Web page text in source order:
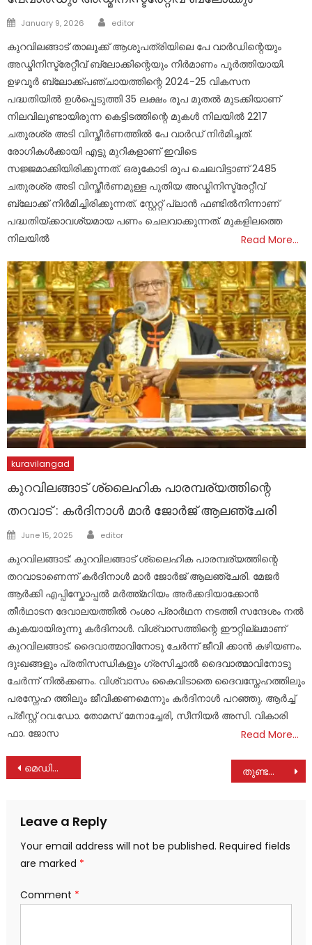
Posted
January 9, 2026 Author
editor
കുറവിലങ്ങാട് താലൂക്ക് ആശുപത്രിയിലെ പേ വാർഡിന്റെയും
അഡ്മിനിസ്ട്രേറ്റീവ് ബ്ലോക്കിന്റെയും നിർമാണം പൂർത്തിയായി.
ഉഴവൂർ ബ്ലോക്ക്പഞ്ചായത്തിന്റെ 2024-25 വികസന
പദ്ധതിയിൽ ഉൾപ്പെടുത്തി 35 ലക്ഷം രൂപ മുതൽ മുടക്കിയാണ്
നിലവിലുണ്ടായിരുന്ന കെട്ടിടത്തിന്റെ മുകൾ നിലയിൽ 2217
ചതുരശ്ര അടി വിസ്തീർണത്തിൽ പേ വാർഡ് നിർമിച്ചത്.
രോഗികൾക്കായി എട്ടു മുറികളാണ് ഇവിടെ
സജ്ജമാക്കിയിരിക്കുന്നത്. ഒരുകോടി രൂപ ചെലവിട്ടാണ് 2485
ചതുരശ്ര അടി വിസ്തീർണമുള്ള പുതിയ അഡ്മിനിസ്ട്രേറ്റീവ്
ബ്ലോക്ക് നിർമിച്ചിരിക്കുന്നത്. സ്റ്റേറ്റ് പ്ലാൻ ഫണ്ടിൽനിന്നാണ്
പദ്ധതിയ്ക്കാവശ്യമായ പണം ചെലവാക്കുന്നത്. മുകളിലത്തെ
നിലയിൽ
Read More…
kuravilangad
കുറവിലങ്ങാട് ശ്ലൈഹിക പാരമ്പര്യത്തിന്റെ
തറവാട് : കർദിനാൾ മാർ ജോർജ് ആലഞ്ചേരി
Posted
June 15, 2025 Author
editor
കുറവിലങ്ങാട്: കുറവിലങ്ങാട് ശ്ലൈഹിക പാരമ്പര്യത്തിന്റെ
തറവാടാണെന്ന് കർദിനാൾ മാർ ജോർജ് ആലഞ്ചേരി. മേജർ
ആർക്കി എപ്പിസ്കോപ്പൽ മർത്ത്മറിയം അർക്കദിയാക്കോൻ
തീർഥാടന ദേവാലയത്തിൽ റംശാ പ്രാർഥന നടത്തി സന്ദേശം നൽ
കുകയായിരുന്നു കർദിനാൾ. വിശ്വാസത്തിന്റെ ഈറ്റില്ലമാണ്
കുറവിലങ്ങാട്. ദൈവാത്മാവിനോടു ചേർന്ന് ജീവി ക്കാൻ കഴിയണം.
ദുഃഖങ്ങളും പ്രതിസന്ധികളും ഗ്രസിച്ചാൽ ദൈവാത്മാവിനോടു
ചേർന്ന് നിൽക്കണം. വിശ്വാസം കൈവിടാതെ ദൈവസ്നേഹത്തിലും
പരസ്നേഹ ത്തിലും ജീവിക്കണമെന്നും കർദിനാൾ പറഞ്ഞു. ആർച്ച്
പ്രീസ്റ്റ് റവ.ഡോ. തോമസ് മേനാച്ചേരി, സീനിയർ അസി. വികാരി
ഫാ. ജോസ
Read More…
Post
മെഡിക്കൽ ക്യാമ്പ് നടത്തി തുണ്ടത്തിൽ ലൈല ശശി നിര്യാതയായി
Leave a Reply
Your email address will not be published. Required fields
are marked *
Comment *